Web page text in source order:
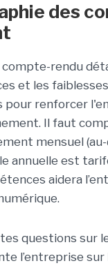
des
compte-rendu
et les
pour renforcer
Il faut
mensuel
annuelle est
aidera
questions sur
l’entreprise